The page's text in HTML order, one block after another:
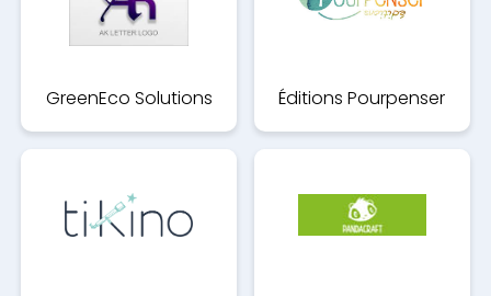
GreenEco Solutions Éditions Pourpenser